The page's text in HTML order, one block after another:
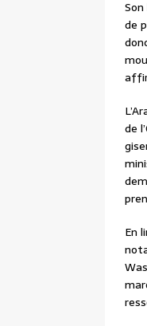
de
de
En